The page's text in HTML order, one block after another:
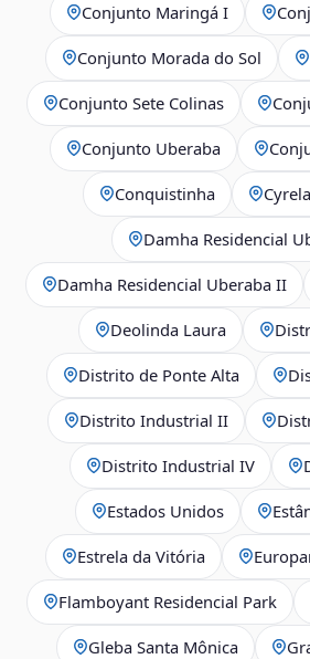
Conjunto Maringá I
Conjunto Morada do Sol
Conjunto Sete Colinas
Conjunto Uberaba
Conquistinha
Damha Residencial
Damha Residencial Uberaba II
Deolinda Laura
Distrito de Ponte Alta
Distrito Industrial II
Distrito Industrial IV
Estados Unidos
Estrela da Vitória
Flamboyant Residencial Park
Gleba Santa Mônica